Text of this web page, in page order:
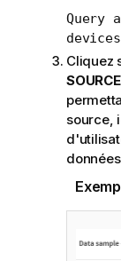
Query
devices
Cliquez
source,